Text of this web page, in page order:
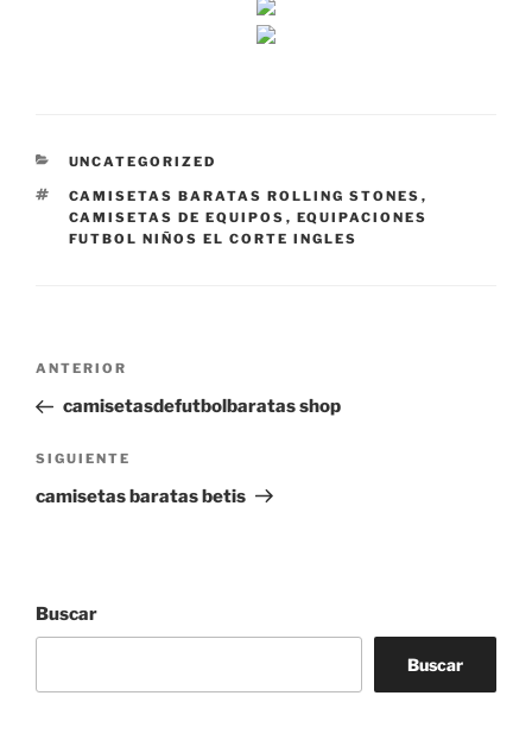
CATEGORÍAS
UNCATEGORIZED
ETIQUETAS
CAMISETAS BARATAS ROLLING STONES ,
CAMISETAS DE EQUIPOS , EQUIPACIONES
FUTBOL NIÑOS EL CORTE INGLES
Navegación
entradas
Entrada
anterior:
ANTERIOR
camisetasdefutbolbaratas shop
Siguiente
entrada
SIGUIENTE
camisetas baratas betis
Buscar
Buscar